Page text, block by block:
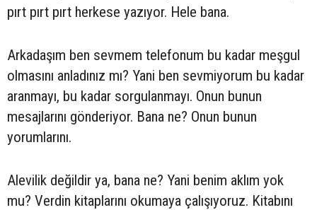
pırt pırt pırt herkese yazıyor. Hele bana.
Arkadaşım ben sevmem telefonum bu kadar meşgul
olmasını anladınız mı? Yani ben sevmiyorum bu kadar
aranmayı, bu kadar sorgulanmayı. Onun bunun
mesajlarını gönderiyor. Bana ne? Onun bunun
yorumlarını.
Alevilik değildir ya, bana ne? Yani benim aklım yok
mu? Verdin kitaplarını okumaya çalışıyoruz. Kitabını